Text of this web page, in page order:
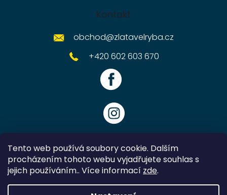
Tento web používá soubory cookie. Dalším
procházením tohoto webu vyjadřujete souhlas s
jejich používáním.. Více informací zde.
Kontakt
obchod@zlatavelryba.cz
+420 602 603 670